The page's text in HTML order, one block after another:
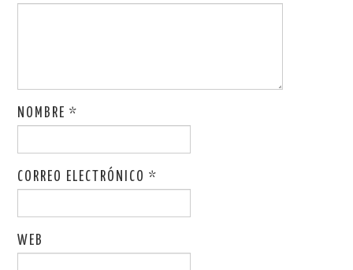
NOMBRE*
CORREO ELECTRÓNICO*
WEB